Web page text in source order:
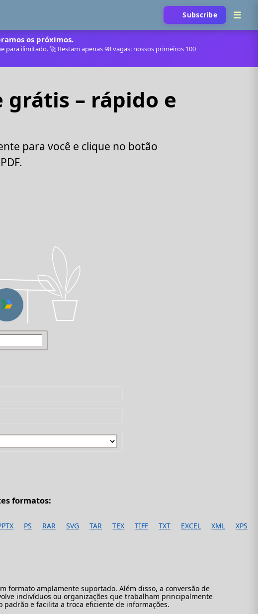
Subscribe
os próximos.
ilimitado. 🚀 Restam apenas 98 vagas: nossos primeiros 100
grátis – rápido e
para você e clique no botão
formatos:
PS RAR SVG TAR TEX TIFF TXT EXCEL XML
XPS
formato amplamente suportado. Além disso, a conversão de
indivíduos ou organizações que trabalham principalmente
padrão e facilita a troca eficiente de informações.